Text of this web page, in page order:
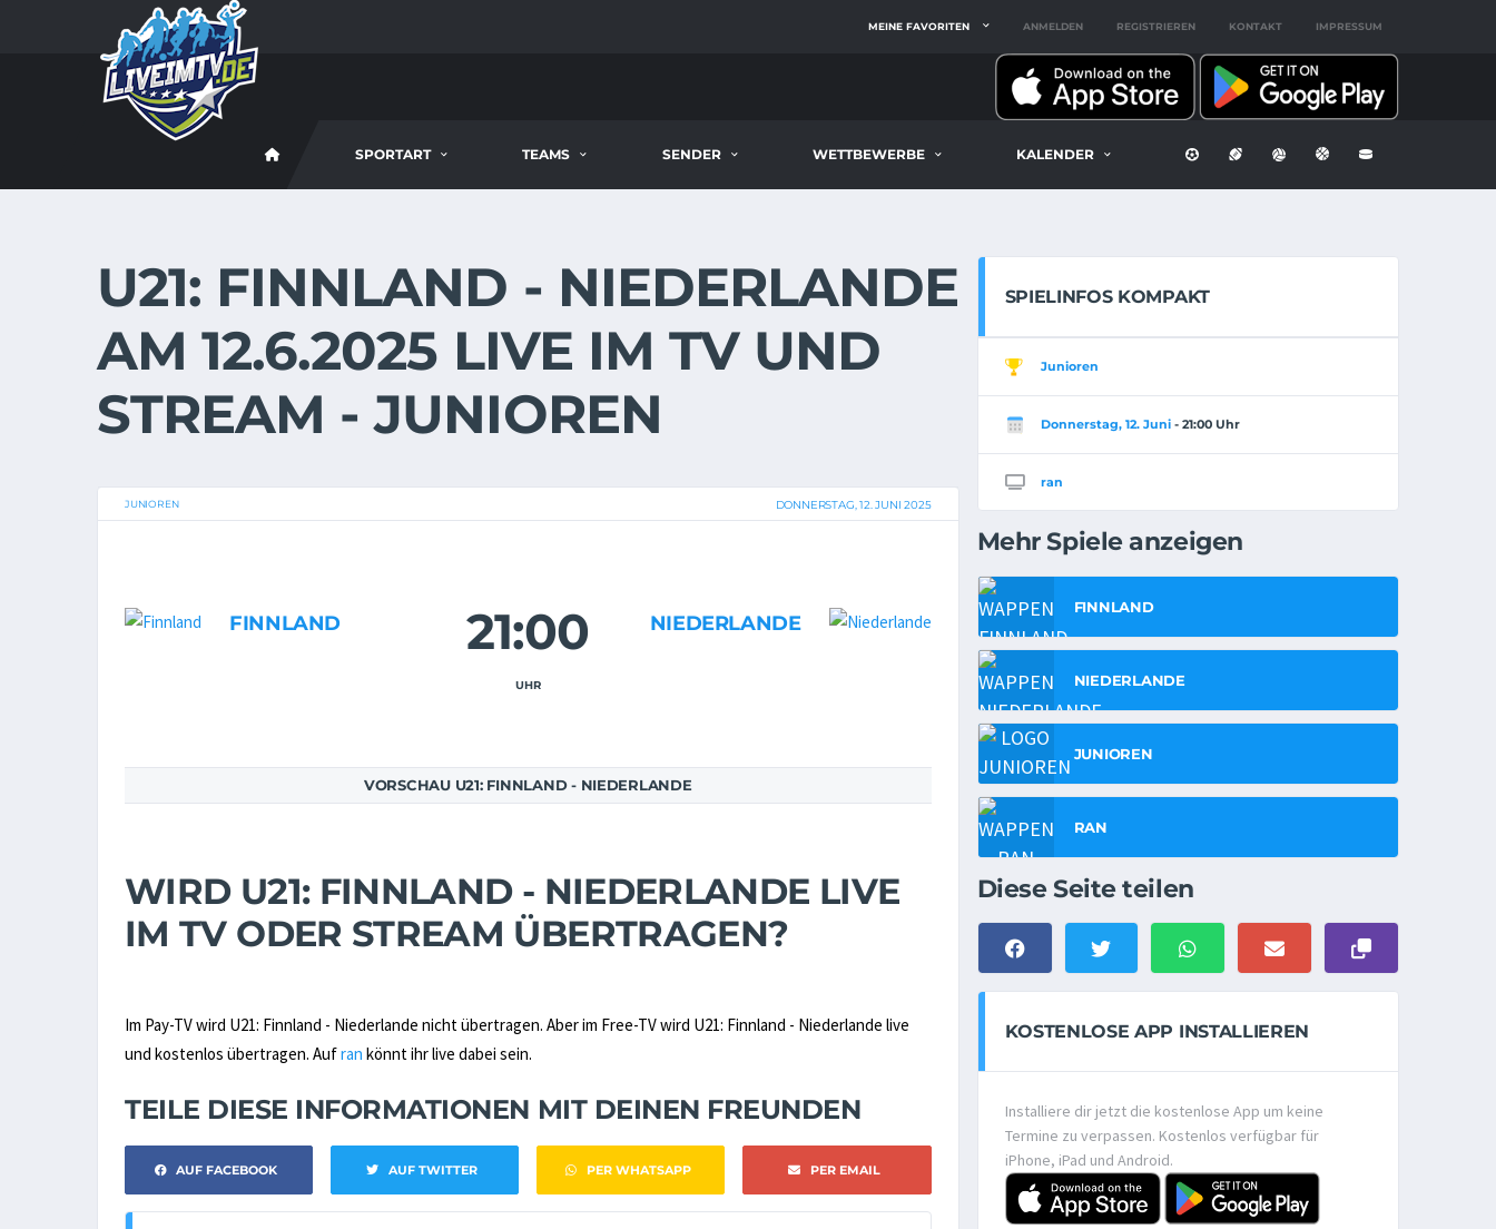
MEINE FAVORITEN ANMELDEN REGISTRIEREN KONTAKT IMPRESSUM
SPORTART TEAMS SENDER WETTBEWERBE KALENDER
U21: FINNLAND - NIEDERLANDE
AM 12.6.2025 LIVE IM TV UND
STREAM - JUNIOREN
JUNIOREN DONNERSTAG, 12. JUNI 2025
FINNLAND 21:00
UHR
NIEDERLANDE
VORSCHAU U21: FINNLAND - NIEDERLANDE
WIRD U21: FINNLAND - NIEDERLANDE LIVE
IM TV ODER STREAM ÜBERTRAGEN?
Im Pay-TV wird U21: Finnland - Niederlande nicht übertragen. Aber im Free-TV wird U21: Finnland - Niederlande live
und kostenlos übertragen. Aufran könnt ihr live dabei sein.
TEILE DIESE INFORMATIONEN MIT DEINEN FREUNDEN
AUF FACEBOOK AUF TWITTER PER WHATSAPP PER EMAIL
SPIELINFOS KOMPAKT
Junioren
Donnerstag, 12. Juni- 21:00 Uhr
ran
Mehr Spiele anzeigen
FINNLAND
NIEDERLANDE
JUNIOREN
RAN
Diese Seite teilen
KOSTENLOSE APP INSTALLIEREN
Installiere dir jetzt die kostenlose App um keine
Termine zu verpassen. Kostenlos verfügbar für
iPhone, iPad und Android.